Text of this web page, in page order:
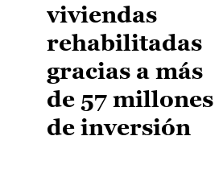
viviendas
rehabilitadas
gracias a más
de 57 millones
de inversión